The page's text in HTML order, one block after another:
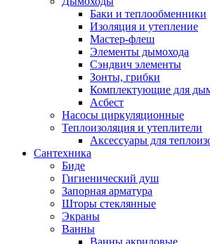
Баки и теплообменники
Изоляция и утепление
Мастер-флеш
Элементы дымохода
Сэндвич элементы
Зонты, грибки
Комплектующие для
Асбест
Насосы циркуляционные
Теплоизоляция и утеплители
Аксессуары для
Сантехника
Биде
Гигиенический душ
Запорная арматура
Шторы стеклянные
Экраны
Ванны
Ванны акриловые